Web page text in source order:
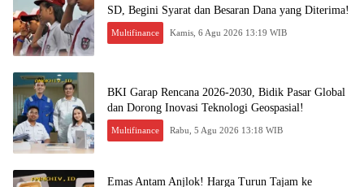
SD, Begini Syarat dan Besaran Dana yang Diterima!
Multifinance Kamis, 6 Agu 2026 13:19 WIB
BKI Garap Rencana 2026-2030, Bidik Pasar Global
dan Dorong Inovasi Teknologi Geospasial!
Multifinance Rabu, 5 Agu 2026 13:18 WIB
Emas Antam Anjlok! Harga Turun Tajam ke